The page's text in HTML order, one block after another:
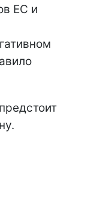
ЕС и